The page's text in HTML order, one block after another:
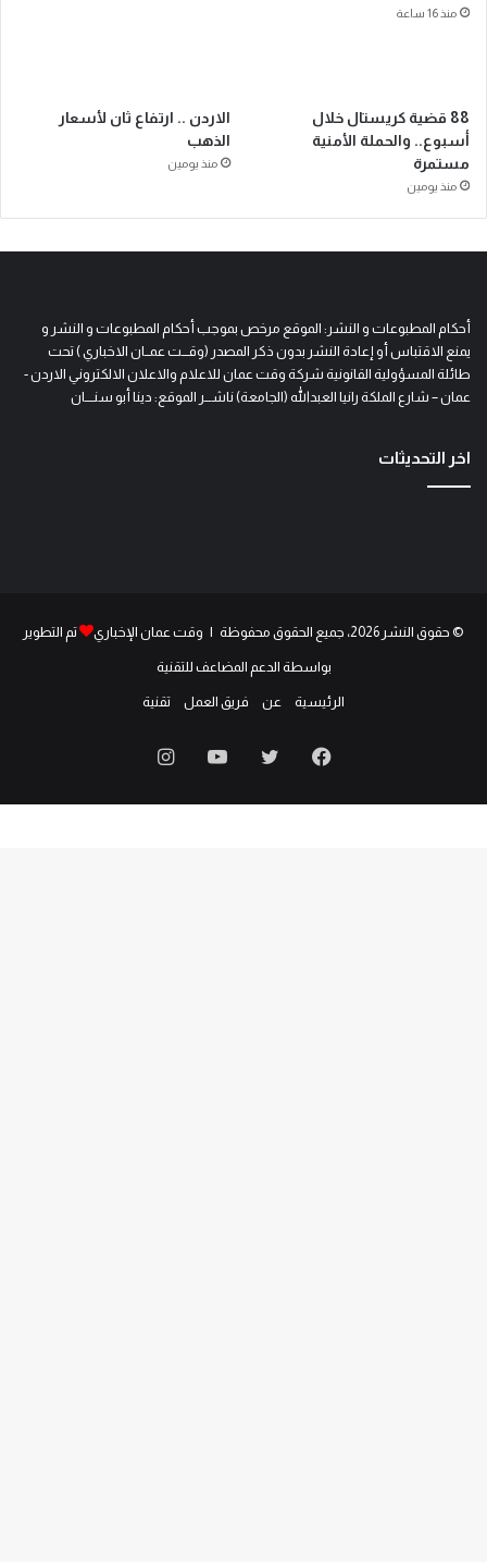
منذ 16 ساعة
88 قضية كريستال خلال
أسبوع.. والحملة الأمنية
مستمرة
منذ يومين
الاردن .. ارتفاع ثان لأسعار
الذهب
منذ يومين
أحكام المطبوعات و النشر: الموقع مرخص بموجب أحكام المطبوعات و النشر و
يمنع الاقتباس أو إعادة النشر بدون ذكر المصدر (وقـــت عمــان الاخباري ) تحت
طائلة المسؤولية القانونية شركة وقت عمان للاعلام والاعلان الالكتروني الاردن -
عمان – شارع الملكة رانيا العبدالله (الجامعة) ناشـــر الموقع: دينا أبو سنــــان
اخر التحديثات
© حقوق النشر 2026، جميع الحقوق محفوظة | وقت عمان الإخباري تم التطوير
بواسطة الدعم المضاعف للتقنية
الرئيسية عن فريق العمل تقنية